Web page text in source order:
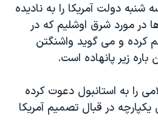
دولت آمریکا را به نادیده
در مورد شرق اوشلیم که در
کرده و می گوید واشنگتن
زیر پانهاده است.
کشور اسلامی را به استانبول دعوت کرده
در قبال تصمیم آمریکا